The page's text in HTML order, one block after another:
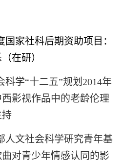
国家社科后期资助项目：
在研）
科学“十二五”规划2014年
影视作品中的老龄伦理
持
人文社会科学研究青年基
对青少年情感认同的影